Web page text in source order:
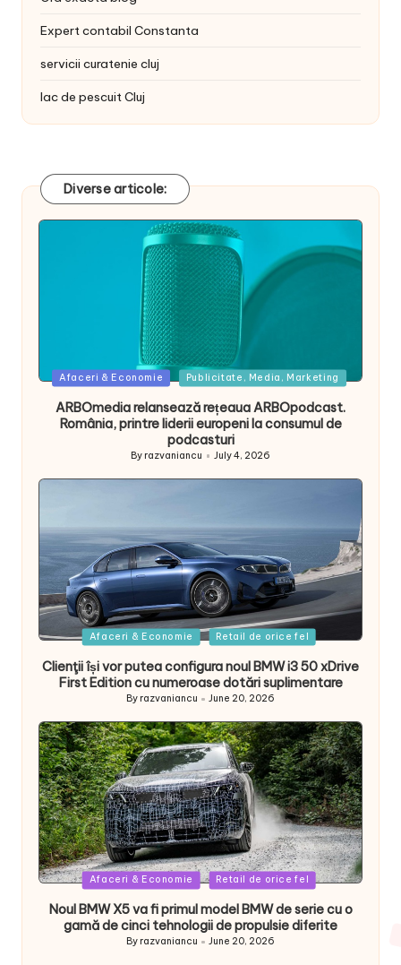
Expert contabil Constanta
servicii curatenie cluj
lac de pescuit Cluj
Diverse articole:
Posted
Afaceri & Economie Publicitate, Media, Marketing
ARBOmedia relansează rețeaua ARBOpodcast.
România, printre liderii europeni la consumul de
podcasturi
Posted
By razvaniancu July 4, 2026
Posted
Afaceri & Economie Retail de orice fel
Clienţii își vor putea configura noul BMW i3 50 xDrive
First Edition cu numeroase dotări suplimentare
Posted
By razvaniancu June 20, 2026
Posted
Afaceri & Economie Retail de orice fel
Noul BMW X5 va fi primul model BMW de serie cu o
gamă de cinci tehnologii de propulsie diferite
Posted
By razvaniancu June 20, 2026